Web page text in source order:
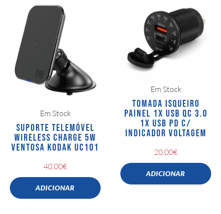
Em Stock
SUPORTE TELEMÓVEL
WIRELESS CHARGE 5W
VENTOSA KODAK UC101
40.00€
ADICIONAR
Em Stock
TOMADA ISQUEIRO
PAINEL 1X USB QC 3.0
1X USB PD C/
INDICADOR VOLTAGEM
20.00€
ADICIONAR